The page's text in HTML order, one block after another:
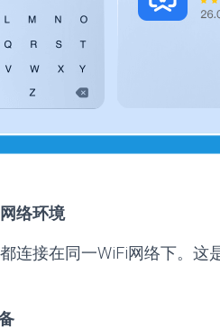
络环境
连接在同一WiFi网络下。这